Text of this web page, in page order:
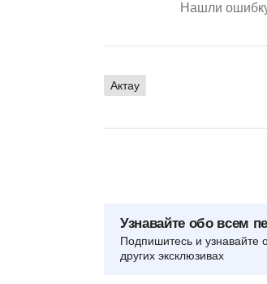
Нашли
Актау
Узнавайте обо всем
Подпишитесь и узнавайте
других эксклюзивах